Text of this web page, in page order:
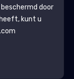
door
kunt u